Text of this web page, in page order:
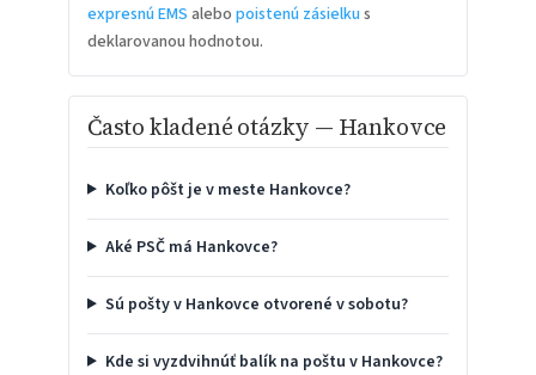
expresnú EMS alebo poistenú zásielku s
deklarovanou hodnotou.
Často kladené otázky — Hankovce
Koľko pôšt je v meste Hankovce?
Aké PSČ má Hankovce?
Sú pošty v Hankovce otvorené v sobotu?
Kde si vyzdvihnúť balík na poštu v Hankovce?